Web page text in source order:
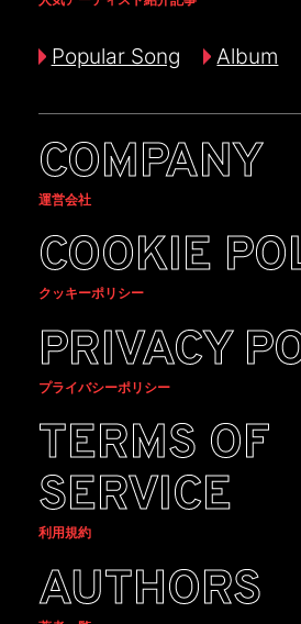
Popular Song Album
COMPANY
運営会社
COOKIE
クッキーポリシー
PRIVACY
プライバシーポリシー
TERMS OF
SERVICE
利用規約
AUTHORS